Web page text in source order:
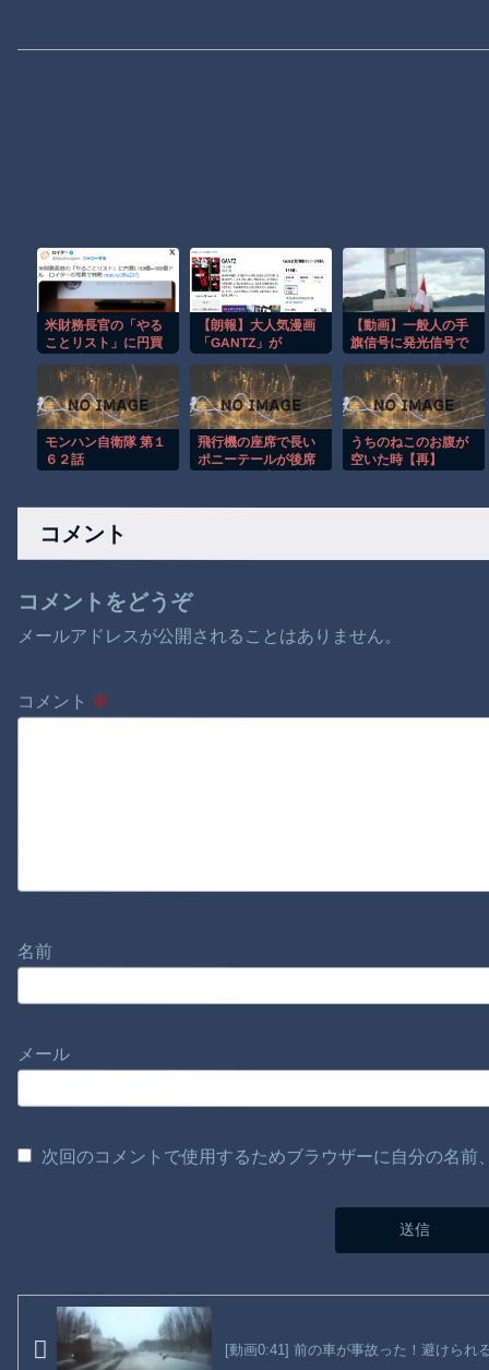
米財務長官の「やる
ことリスト」に円買
ロイターの写真で判
明
【朗報】大人気漫画
「GANTZ」が
巻100円ｗｗｗｗｗ
ｗ
【動画】一般人の手
旗信号に発光信号で
輸送艦。
モンハン自衛隊 第１
６２話
飛行機の座席で長い
ポニーテールが後席
うちのねこのお腹が
空いた時【再】
コメント
コメントをどうぞ
メールアドレスが公開されることはありません。
コメント ※
名前
メール
次回のコメントで使用するためブラウザーに自分の名
[動画0:41] 前の車が事故った！避けられ